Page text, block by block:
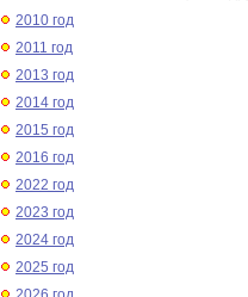
2010 год
2011 год
2013 год
2014 год
2015 год
2016 год
2022 год
2023 год
2024 год
2025 год